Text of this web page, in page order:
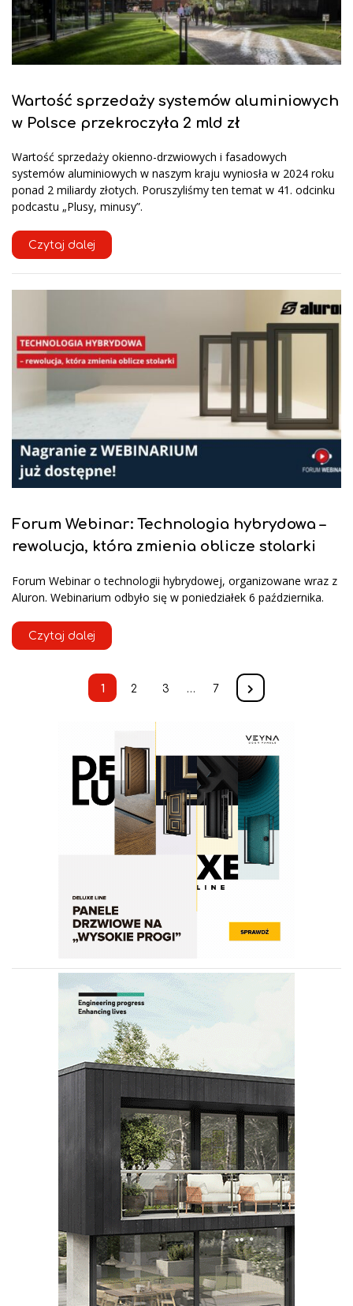
Wartość sprzedaży systemów aluminiowych
w Polsce przekroczyła 2 mld zł
Wartość sprzedaży okienno-drzwiowych i fasadowych
systemów aluminiowych w naszym kraju wyniosła w 2024 roku
ponad 2 miliardy złotych. Poruszyliśmy ten temat w 41. odcinku
podcastu „Plusy, minusy”.
Czytaj dalej
Forum Webinar: Technologia hybrydowa –
rewolucja, która zmienia oblicze stolarki
Forum Webinar o technologii hybrydowej, organizowane wraz z
Aluron. Webinarium odbyło się w poniedziałek 6 października.
Czytaj dalej
1 2 3 … 7